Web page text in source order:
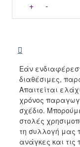
+ -
Εάν
διαθέσιμες,
Απαιτείται
χρόνος
σχέδιο.
στολές
τη συλλογή μας
ανάγκες και τις